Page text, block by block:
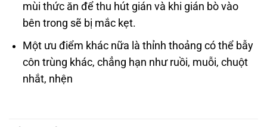
mùi thức ăn để thu hút gián và khi gián bò vào
bên trong sẽ bị mắc kẹt.
Một ưu điểm khác nữa là thỉnh thoảng có thể bẫy
côn trùng khác, chẳng hạn như ruồi, muỗi, chuột
nhắt, nhện